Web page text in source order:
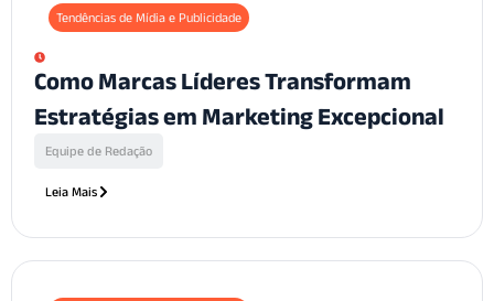
Tendências de Mídia e Publicidade
Como Marcas Líderes Transformam
Estratégias em Marketing Excepcional
Equipe de Redação
Leia Mais